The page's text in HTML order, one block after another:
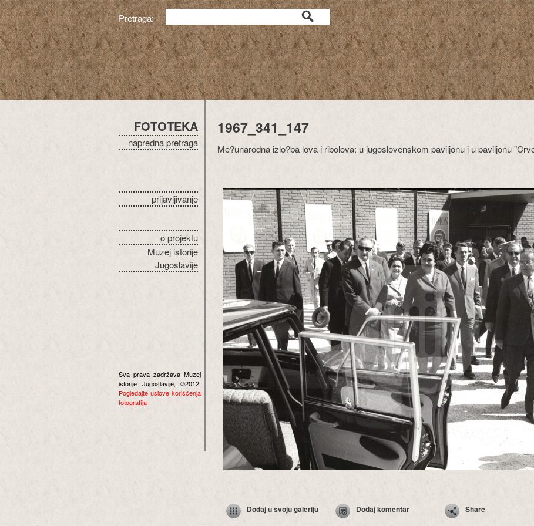
Pretraga:
FOTOTEKA
napredna pretraga
prijavljivanje
o projektu
Muzej istorije
Jugoslavije
Sva prava zadržava Muzej
istorije Jugoslavije, ©2012.
Pogledajte uslove korišćenja
fotografija
1967_341_147
Me?unarodna izlo?ba lova i ribolova: u jugoslovenskom paviljonu i u paviljonu
Dodaj u svoju galeriju Dodaj komentar Share